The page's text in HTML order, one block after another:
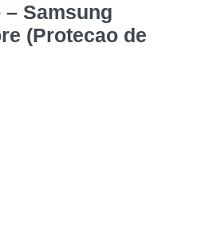
Samsung
(Protecao de